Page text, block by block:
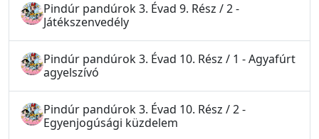
Pindúr pandúrok 3. Évad 9. Rész / 2 -
Játékszenvedély
Pindúr pandúrok 3. Évad 10. Rész / 1 - Agyafúrt
agyelszívó
Pindúr pandúrok 3. Évad 10. Rész / 2 -
Egyenjogúsági küzdelem